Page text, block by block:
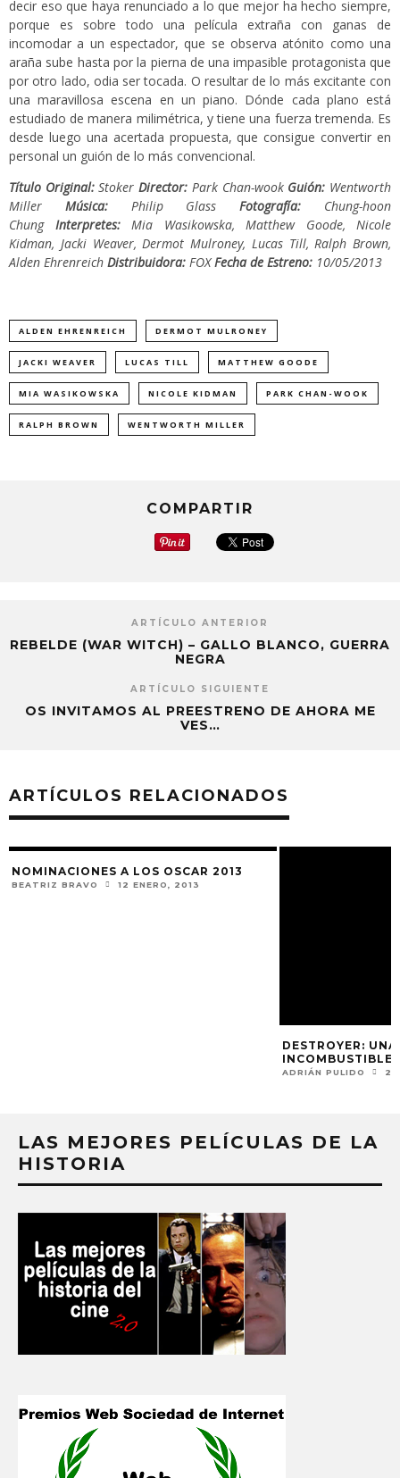
decir eso que haya renunciado a lo que mejor ha hecho siempre,
porque es sobre todo una película extraña con ganas de
incomodar a un espectador, que se observa atónito como una
araña sube hasta por la pierna de una impasible protagonista que
por otro lado, odia ser tocada. O resultar de lo más excitante con
una maravillosa escena en un piano. Dónde cada plano está
estudiado de manera milimétrica, y tiene una fuerza tremenda. Es
desde luego una acertada propuesta, que consigue convertir en
personal un guión de lo más convencional.
Título Original:Stoker Director: Park Chan-wookGuión: Wentworth
Miller Música:Philip GlassFotografía: Chung-hoon
ChungInterpretes:Mia Wasikowska, Matthew Goode, Nicole
Kidman, Jacki Weaver, Dermot Mulroney, Lucas Till, Ralph Brown,
Alden Ehrenreich Distribuidora: FOXFecha de Estreno: 10/05/2013
ALDEN EHRENREICH DERMOT MULRONEY
JACKI WEAVER LUCAS TILL MATTHEW GOODE
MIA WASIKOWSKA NICOLE KIDMAN PARK CHAN-WOOK
RALPH BROWN WENTWORTH MILLER
COMPARTIR
ARTÍCULO ANTERIOR
REBELDE (WAR WITCH) – GALLO BLANCO, GUERRA
NEGRA
ARTÍCULO SIGUIENTE
OS INVITAMOS AL PREESTRENO DE AHORA ME
VES…
ARTÍCULOS RELACIONADOS
NOMINACIONES A LOS OSCAR 2013
BEATRIZ BRAVO 12 ENERO, 2013
DESTROYER:
INCOMBUSTIBLE
ADRIÁN PULIDO 26
LAS MEJORES PELÍCULAS DE LA
HISTORIA